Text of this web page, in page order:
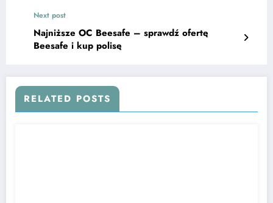
Next post
Najniższe OC Beesafe – sprawdź ofertę
Beesafe i kup polisę
RELATED POSTS